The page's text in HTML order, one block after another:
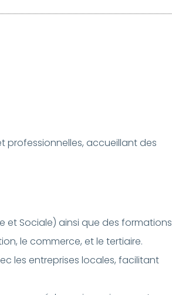
professionnelles, accueillant des
et Sociale) ainsi que des formations
le commerce, et le tertiaire.
les entreprises locales, facilitant